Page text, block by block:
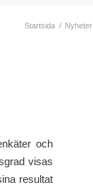
Startsida / Nyheter
och
visas
resultat